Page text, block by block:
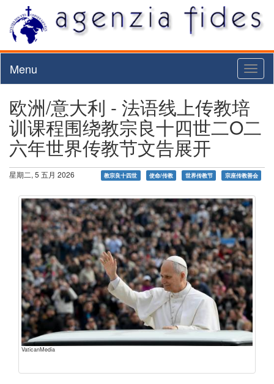
Menu
欧洲/意大利 - 法语线上传教培
训课程围绕教宗良十四世二O二
六年世界传教节文告展开
星期二, 5 五月 2026 教宗良十四世 使命/传教 世界传教节 宗座传教善会
VaticanMedia